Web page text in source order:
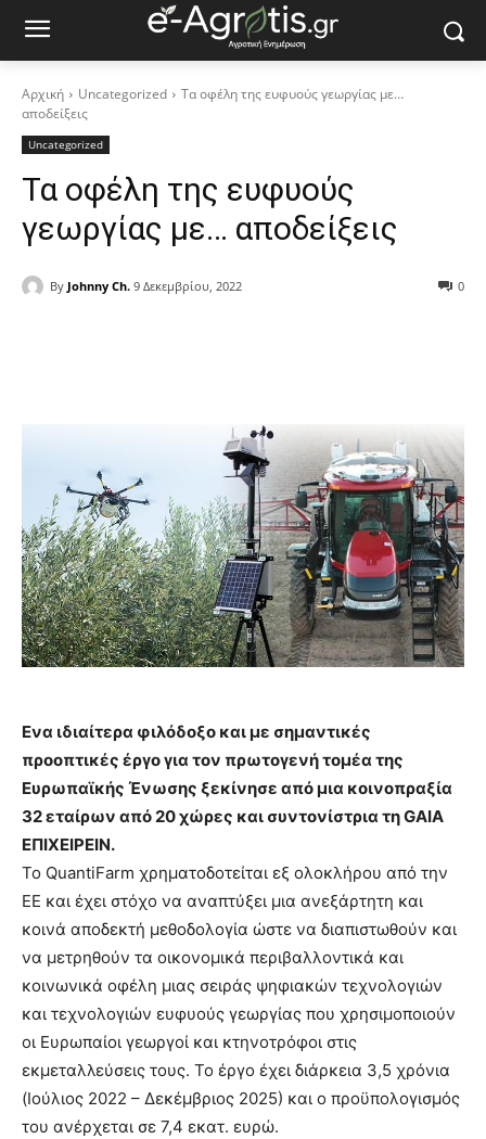
Αρχική Uncategorized
Τα οφέλη της ευφυούς γεωργίας με…
αποδείξεις
Uncategorized
Τα οφέλη της ευφυούς
γεωργίας με… αποδείξεις
By Johnny Ch. 9 Δεκεμβρίου, 2022 0
Ενα ιδιαίτερα φιλόδοξο και με σημαντικές
προοπτικές έργο για τον πρωτογενή τομέα της
Ευρωπαϊκής Ένωσης ξεκίνησε από μια κοινοπραξία
32 εταίρων από 20 χώρες και συντονίστρια τη GAIA
ΕΠΙΧΕΙΡΕΙΝ.
Το QuantiFarm χρηματοδοτείται εξ ολοκλήρου από την
ΕΕ και έχει στόχο να αναπτύξει μια ανεξάρτητη και
κοινά αποδεκτή μεθοδολογία ώστε να διαπιστωθούν και
να μετρηθούν τα οικονομικά περιβαλλοντικά και
κοινωνικά οφέλη μιας σειράς ψηφιακών τεχνολογιών
και τεχνολογιών ευφυούς γεωργίας που χρησιμοποιούν
οι Ευρωπαίοι γεωργοί και κτηνοτρόφοι στις
εκμεταλλεύσεις τους. Το έργο έχει διάρκεια 3,5 χρόνια
(Ιούλιος 2022 – Δεκέμβριος 2025) και ο προϋπολογισμός
του ανέρχεται σε 7,4 εκατ. ευρώ.